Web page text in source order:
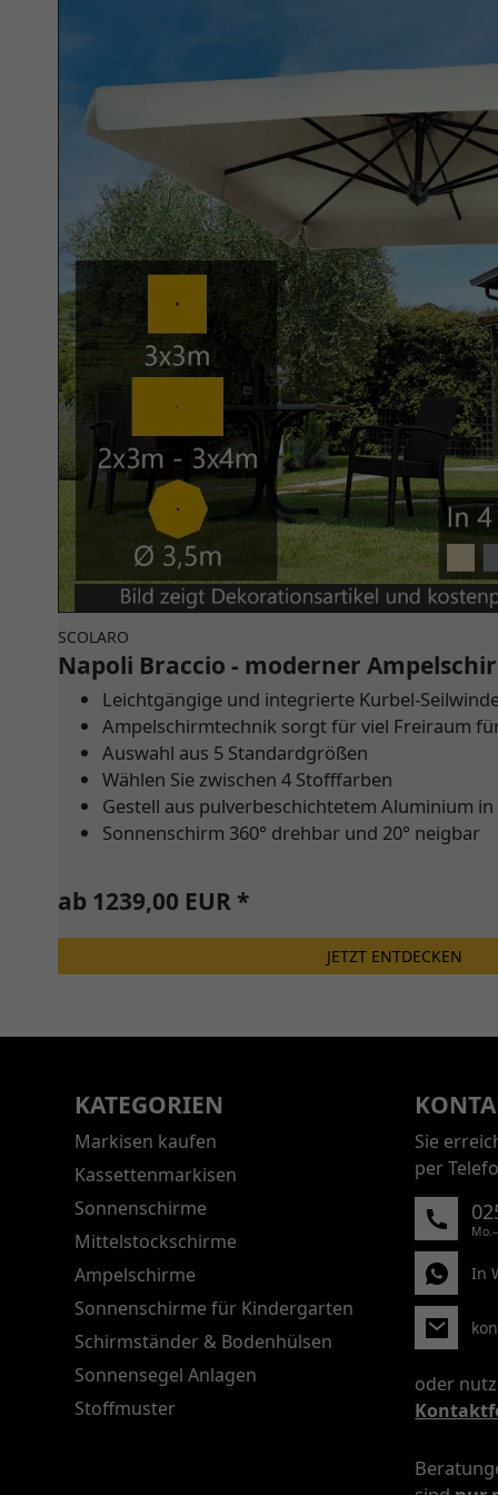
SCOLARO
Napoli Braccio - moderner
Leichtgängige und integrierte Kurbel-
Ampelschirmtechnik sorgt für viel Freiraum
Auswahl aus 5 Standardgrößen
Wählen Sie zwischen 4 Stofffarben
Gestell aus pulverbeschichtetem Aluminium
Sonnenschirm 360° drehbar und 20° neigbar
ab 1239,00 EUR *
JETZT ENTDECKEN
KATEGORIEN
Markisen kaufen
Kassettenmarkisen
Sonnenschirme
Mittelstockschirme
Ampelschirme
Sonnenschirme für Kindergarten
Schirmständer & Bodenhülsen
Sonnensegel Anlagen
Stoffmuster
Sie
per
In
oder